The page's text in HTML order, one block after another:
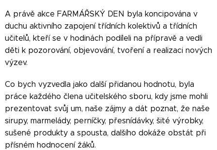
A právě akce FARMÁŘSKÝ DEN byla koncipována v
duchu aktivního zapojení třídních kolektivů a třídních
učitelů, kteří se v hodinách podíleli na přípravě a vedli
děti k pozorování, objevování, tvoření a realizaci nových
výzev.
Co bych vyzvedla jako další přidanou hodnotu, byla
práce každého člena učitelského sboru, kdy jsme mohli
prezentovat svůj um, naše zájmy a dát poznat, že naše
sirupy, marmelády, perníčky, přesnídávky, šité výrobky,
sušené produkty a spousta, dalšího dokáže obstát při
přísném hodnocení žáků.